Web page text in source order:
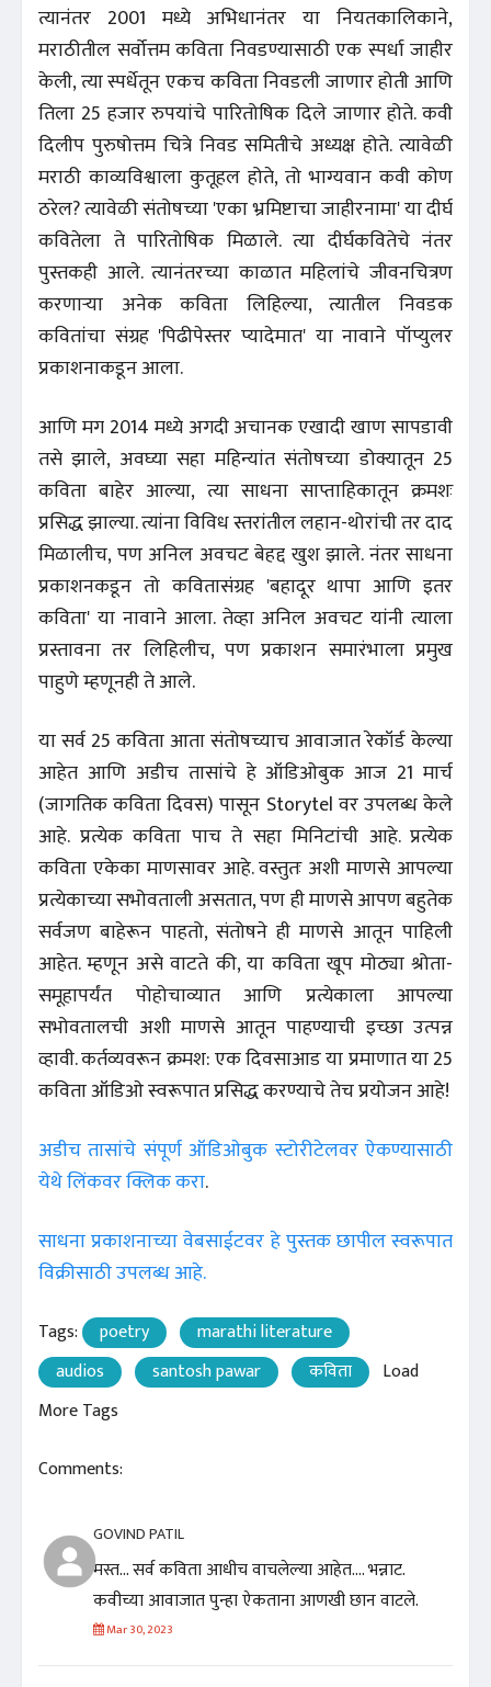
त्यानंतर 2001 मध्ये अभिधानंतर या नियतकालिकाने,
मराठीतील सर्वोत्तम कविता निवडण्यासाठी एक स्पर्धा जाहीर
केली, त्या स्पर्धेतून एकच कविता निवडली जाणार होती आणि
तिला 25 हजार रुपयांचे पारितोषिक दिले जाणार होते. कवी
दिलीप पुरुषोत्तम चित्रे निवड समितीचे अध्यक्ष होते. त्यावेळी
मराठी काव्यविश्वाला कुतूहल होते, तो भाग्यवान कवी कोण
ठरेल? त्यावेळी संतोषच्या 'एका भ्रमिष्टाचा जाहीरनामा' या दीर्घ
कवितेला ते पारितोषिक मिळाले. त्या दीर्घकवितेचे नंतर
पुस्तकही आले. त्यानंतरच्या काळात महिलांचे जीवनचित्रण
करणाऱ्या अनेक कविता लिहिल्या, त्यातील निवडक
कवितांचा संग्रह 'पिढीपेस्तर प्यादेमात' या नावाने पॉप्युलर
प्रकाशनाकडून आला.
आणि मग 2014 मध्ये अगदी अचानक एखादी खाण सापडावी
तसे झाले, अवघ्या सहा महिन्यांत संतोषच्या डोक्यातून 25
कविता बाहेर आल्या, त्या साधना साप्ताहिकातून क्रमशः
प्रसिद्ध झाल्या. त्यांना विविध स्तरांतील लहान-थोरांची तर दाद
मिळालीच, पण अनिल अवचट बेहद्द खुश झाले. नंतर साधना
प्रकाशनकडून तो कवितासंग्रह 'बहादूर थापा आणि इतर
कविता' या नावाने आला. तेव्हा अनिल अवचट यांनी त्याला
प्रस्तावना तर लिहिलीच, पण प्रकाशन समारंभाला प्रमुख
पाहुणे म्हणूनही ते आले.
या सर्व 25 कविता आता संतोषच्याच आवाजात रेकॉर्ड केल्या
आहेत आणि अडीच तासांचे हे ऑडिओबुक आज 21 मार्च
(जागतिक कविता दिवस) पासून Storytel वर उपलब्ध केले
आहे. प्रत्येक कविता पाच ते सहा मिनिटांची आहे. प्रत्येक
कविता एकेका माणसावर आहे. वस्तुतः अशी माणसे आपल्या
प्रत्येकाच्या सभोवताली असतात, पण ही माणसे आपण बहुतेक
सर्वजण बाहेरून पाहतो, संतोषने ही माणसे आतून पाहिली
आहेत. म्हणून असे वाटते की, या कविता खूप मोठ्या श्रोता-
समूहापर्यंत पोहोचाव्यात आणि प्रत्येकाला आपल्या
सभोवतालची अशी माणसे आतून पाहण्याची इच्छा उत्पन्न
व्हावी. कर्तव्यवरून क्रमश: एक दिवसाआड या प्रमाणात या 25
कविता ऑडिओ स्वरूपात प्रसिद्ध करण्याचे तेच प्रयोजन आहे!
अडीच तासांचे संपूर्ण ऑडिओबुक स्टोरीटेलवर ऐकण्यासाठी
येथे लिंकवर क्लिक करा.
साधना प्रकाशनाच्या वेबसाईटवर हे पुस्तक छापील स्वरूपात
विक्रीसाठी उपलब्ध आहे.
Tags: poetry
marathi literature
audios
santosh pawar कविता
Load
More Tags
Comments:
GOVIND PATIL
मस्त... सर्व कविता आधीच वाचलेल्या आहेत.... भन्नाट.
कवीच्या आवाजात पुन्हा ऐकताना आणखी छान वाटले.
Mar 30, 2023